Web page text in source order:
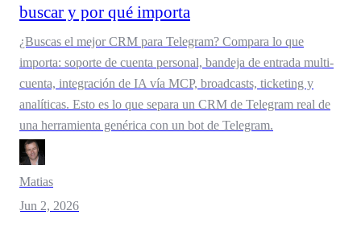
buscar y por qué importa
¿Buscas el mejor CRM para Telegram? Compara lo que
importa: soporte de cuenta personal, bandeja de entrada multi-
cuenta, integración de IA vía MCP, broadcasts, ticketing y
analíticas. Esto es lo que separa un CRM de Telegram real de
una herramienta genérica con un bot de Telegram.
Matias
Jun 2, 2026